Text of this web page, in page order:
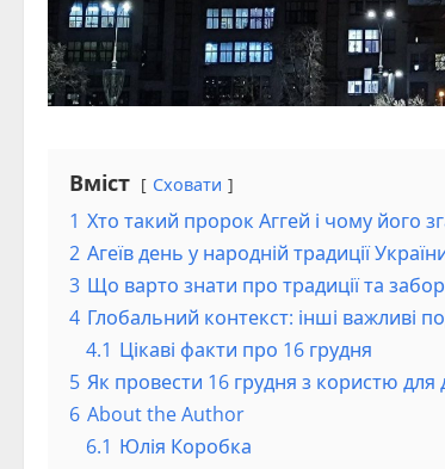
Вміст Сховати
1 Хто такий пророк Аггей і чому його
2 Агеїв день у народній традиції
3 Що варто знати про традиції та
4 Глобальний контекст: інші важливі
4.1 Цікаві факти про 16 грудня
5 Як провести 16 грудня з користю для
6 About the Author
6.1 Юлія Коробка